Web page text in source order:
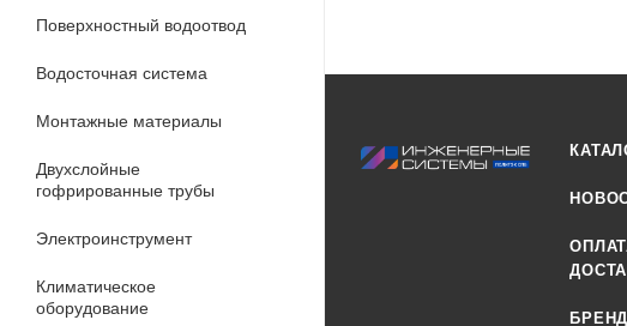
Поверхностный водоотвод
Водосточная система
Монтажные материалы
Двухслойные
гофрированные трубы
Электроинструмент
Климатическое
оборудование